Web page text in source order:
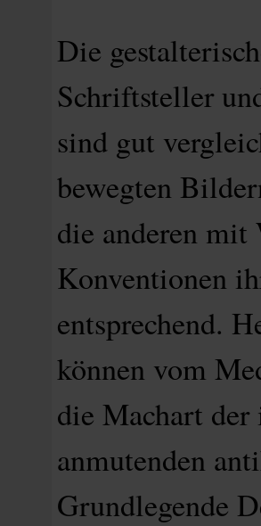
Die
Schriftsteller
sind gut
bewegten
die anderen mit
Konventionen
entsprechend.
können vom
die Machart
anmutenden
Grundlegende